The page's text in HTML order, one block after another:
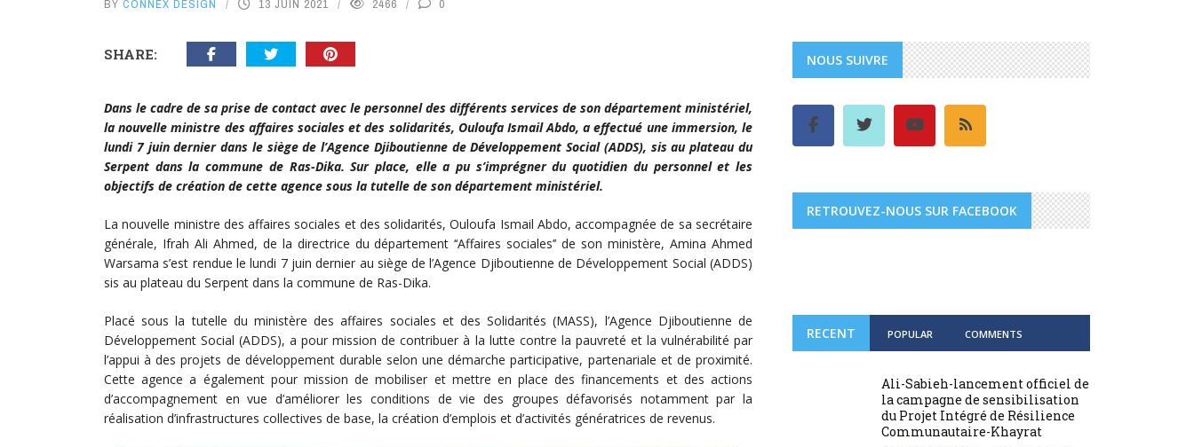
BY CONNEX DESIGN 13 JUIN 2021 2466 0
SHARE:
Dans le cadre de sa prise de contact avec le personnel des différents services de son département ministériel,
la nouvelle ministre des affaires sociales et des solidarités, Ouloufa Ismail Abdo, a effectué une immersion, le
lundi 7 juin dernier dans le siège de l’Agence Djiboutienne de Développement Social (ADDS), sis au plateau du
Serpent dans la commune de Ras-Dika. Sur place, elle a pu s’imprégner du quotidien du personnel et les
objectifs de création de cette agence sous la tutelle de son département ministériel.
La nouvelle ministre des affaires sociales et des solidarités, Ouloufa Ismail Abdo, accompagnée de sa secrétaire
générale, Ifrah Ali Ahmed, de la directrice du département ‘‘Affaires sociales’’ de son ministère, Amina Ahmed
Warsama s’est rendue le lundi 7 juin dernier au siège de l’Agence Djiboutienne de Développement Social (ADDS)
sis au plateau du Serpent dans la commune de Ras-Dika.
Placé sous la tutelle du ministère des affaires sociales et des Solidarités (MASS), l’Agence Djiboutienne de
Développement Social (ADDS), a pour mission de contribuer à la lutte contre la pauvreté et la vulnérabilité par
l’appui à des projets de développement durable selon une démarche participative, partenariale et de proximité.
Cette agence a également pour mission de mobiliser et mettre en place des financements et des actions
d’accompagnement en vue d’améliorer les conditions de vie des groupes défavorisés notamment par la
réalisation d’infrastructures collectives de base, la création d’emplois et d’activités génératrices de revenus.
NOUS SUIVRE
RETROUVEZ-NOUS SUR FACEBOOK
RECENT POPULAR COMMENTS
Ali-Sabieh-lancement officiel de
la campagne de sensibilisation
du Projet Intégré de Résilience
Communautaire-Khayrat